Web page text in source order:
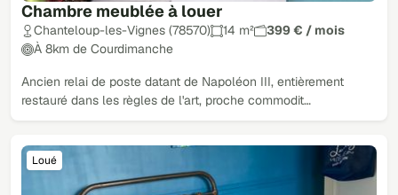
Chambre meublée à louer
Chanteloup-les-Vignes (78570) 14 m²
399 € / mois
À 8km de Courdimanche
Ancien relai de poste datant de Napoléon III, entièrement
restauré dans les règles de l'art, proche commodit…
Loué